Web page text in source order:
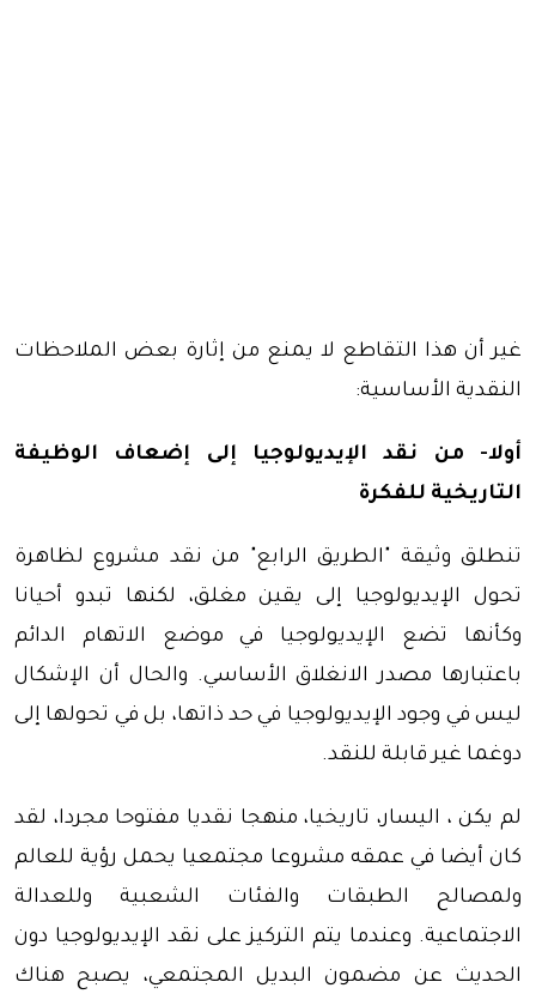
غير أن هذا التقاطع لا يمنع من إثارة بعض الملاحظات
النقدية الأساسية:
أولا- من نقد الإيديولوجيا إلى إضعاف الوظيفة
التاريخية للفكرة
تنطلق وثيقة "الطريق الرابع" من نقد مشروع لظاهرة
تحول الإيديولوجيا إلى يقين مغلق، لكنها تبدو أحيانا
وكأنها تضع الإيديولوجيا في موضع الاتهام الدائم
باعتبارها مصدر الانغلاق الأساسي. والحال أن الإشكال
ليس في وجود الإيديولوجيا في حد ذاتها، بل في تحولها إلى
دوغما غير قابلة للنقد.
لم يكن ، اليسار، تاريخيا، منهجا نقديا مفتوحا مجردا، لقد
كان أيضا في عمقه مشروعا مجتمعيا يحمل رؤية للعالم
ولمصالح الطبقات والفئات الشعبية وللعدالة
الاجتماعية. وعندما يتم التركيز على نقد الإيديولوجيا دون
الحديث عن مضمون البديل المجتمعي، يصبح هناك